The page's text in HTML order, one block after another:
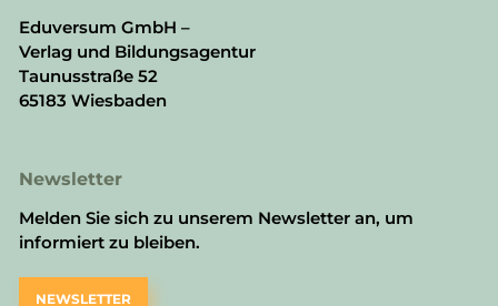
Eduversum GmbH –
Verlag und Bildungsagentur
Taunusstraße 52
65183 Wiesbaden
Newsletter
Melden Sie sich zu unserem Newsletter an, um
informiert zu bleiben.
NEWSLETTER